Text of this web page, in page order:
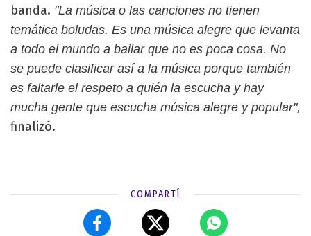
banda. "La música o las canciones no tienen
temática boludas. Es una música alegre que levanta
a todo el mundo a bailar que no es poca cosa. No
se puede clasificar así a la música porque también
es faltarle el respeto a quién la escucha y hay
mucha gente que escucha música alegre y popular",
finalizó.
COMPARTÍ